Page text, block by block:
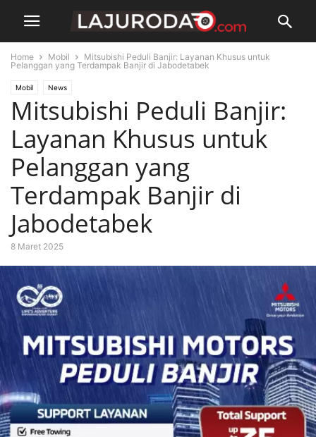
Home Mobil
Mitsubishi Peduli Banjir: Layanan Khusus untuk
Pelanggan yang Terdampak Banjir di Jabodetabek
Mobil News
Mitsubishi Peduli Banjir:
Layanan Khusus untuk
Pelanggan yang
Terdampak Banjir di
Jabodetabek
8 Maret 2025